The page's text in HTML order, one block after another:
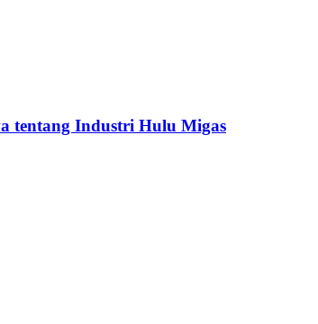
tentang Industri Hulu Migas